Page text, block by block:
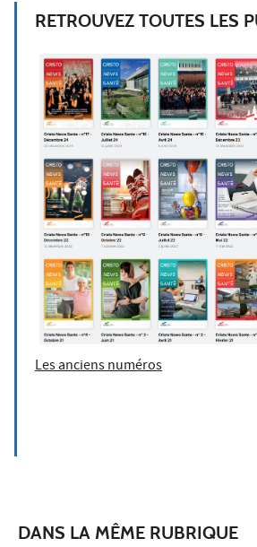
RETROUVEZ TOUTES LES
Les anciens numéros
DANS LA MÊME RUBRIQUE